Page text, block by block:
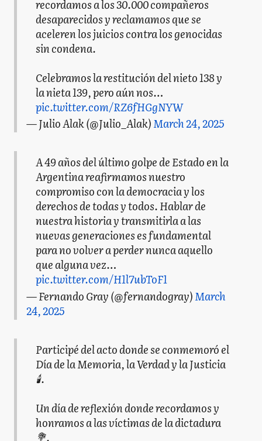
recordamos a los 30.000 compañeros
desaparecidos y reclamamos que se
aceleren los juicios contra los genocidas
sin condena.
Celebramos la restitución del nieto 138 y
la nieta 139, pero aún nos…
pic.twitter.com/RZ6fHGgNYW
— Julio Alak (@Julio_Alak)March 24, 2025
A 49 años del último golpe de Estado en la
Argentina reafirmamos nuestro
compromiso con la democracia y los
derechos de todas y todos. Hablar de
nuestra historia y transmitirla a las
nuevas generaciones es fundamental
para no volver a perder nunca aquello
que alguna vez…
pic.twitter.com/H1l7ubToF1
— Fernando Gray (@fernandogray)March
24, 2025
Participé del acto donde se conmemoró el
Día de la Memoria, la Verdad y la Justicia
🕯️.
Un día de reflexión donde recordamos y
honramos a las víctimas de la dictadura
💐.